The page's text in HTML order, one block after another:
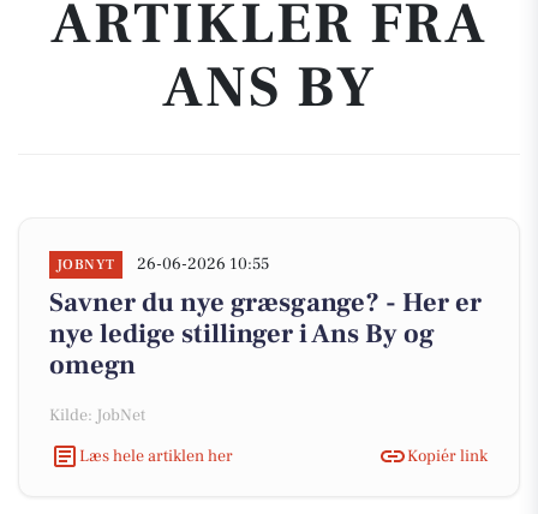
ARTIKLER FRA
ANS BY
JOBNYT 26-06-2026 10:55
Savner du nye græsgange? - Her er
nye ledige stillinger i Ans By og
omegn
Kilde: JobNet
Læs hele artiklen her
Kopiér link